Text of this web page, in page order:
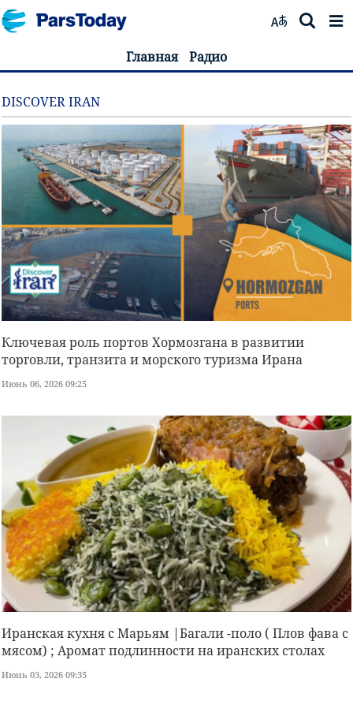
Главная Радио
DISCOVER IRAN
Ключевая роль портов Хормозгана в развитии
торговли, транзита и морского туризма Ирана
Июнь 06, 2026 09:25
Иранская кухня с Марьям |Багали -поло ( Плов фава с
мясом) ; Аромат подлинности на иранских столах
Июнь 03, 2026 09:35